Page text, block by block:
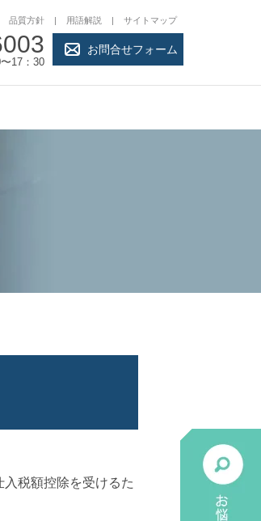
品質方針 用語解説 サイトマップ
17：30
お問合せフォーム
税額控除を受けるた